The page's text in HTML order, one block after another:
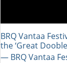
BRQ Vantaa
the ‘Great
― BRQ Vantaa